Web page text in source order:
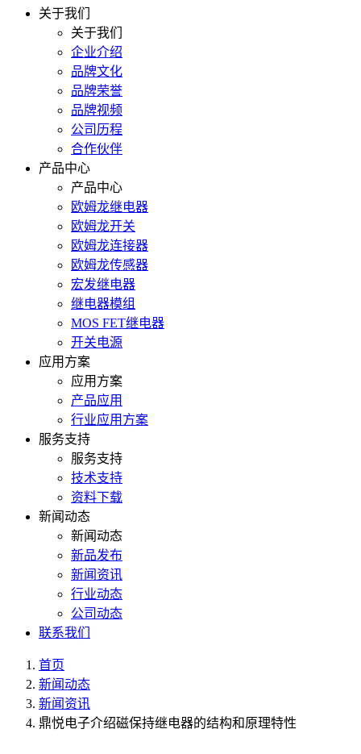
关于我们
关于我们
企业介绍
品牌文化
品牌荣誉
品牌视频
公司历程
合作伙伴
产品中心
产品中心
欧姆龙继电器
欧姆龙开关
欧姆龙连接器
欧姆龙传感器
宏发继电器
继电器模组
MOS FET继电器
开关电源
应用方案
应用方案
产品应用
行业应用方案
服务支持
服务支持
技术支持
资料下载
新闻动态
新闻动态
新品发布
新闻资讯
行业动态
公司动态
联系我们
首页
新闻动态
新闻资讯
鼎悦电子介绍磁保持继电器的结构和原理特性